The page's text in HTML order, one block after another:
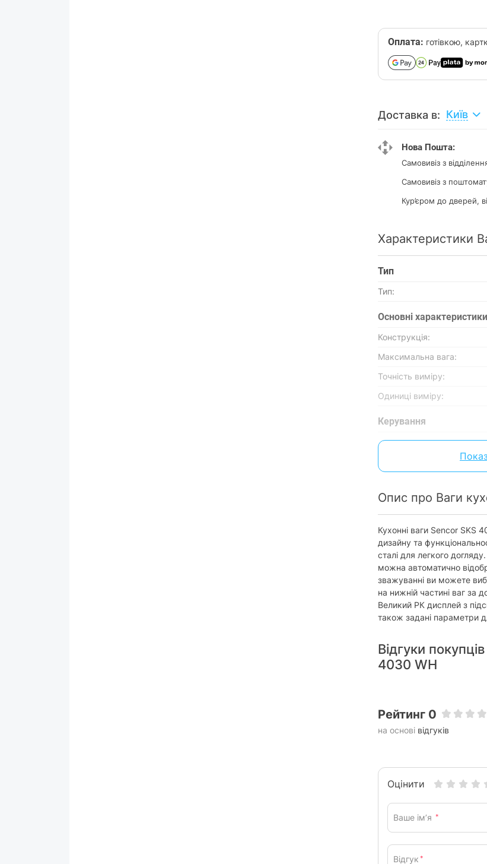
Оплата: готівкою,
Доставка в: Київ
Нова Пошта:
Самовивіз з
Самовивіз з
Кур’єром до дверей,
Характеристики
Тип
Тип:
Основнi характеристики
Конструкція:
Максимальна вага:
Точність виміру:
Одиниці виміру:
Керування
Управління:
Живлення
Батарейки у комплекті:
Індикатор заряду батареї:
Функції та особливості
Автовідключення:
Пам'ять:
Обнулення тари:
Вибір одиниць
Послідовне зважування:
Дисплей:
Годинник:
Матеріал платформи /
Колір:
Матеріал корпусу:
Характеристики та
повідомлення.
Опис про Ваги
Кухонні ваги Sencor SKS
дизайну та
сталі для легкого
можна автоматично
зважуванні ви можете
на нижній частині ваг
Великий РК дисплей з
також задані параметри
Відгуки
4030 WH
Рейтинг 0
на основі відгуків
Оцінити
Ваше ім’я *
Відгук *